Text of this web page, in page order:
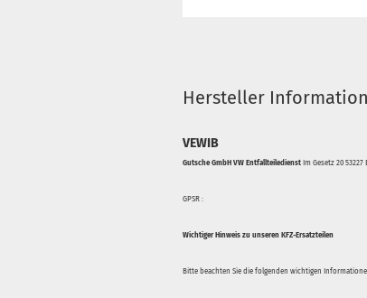
Hersteller
VEWIB
Gutsche GmbH VW Entfallteiledienst Im Gesetz 20
GPSR :
Wichtiger Hinweis zu unseren KFZ-Ersatzteilen
Bitte beachten Sie die folgenden wichtigen